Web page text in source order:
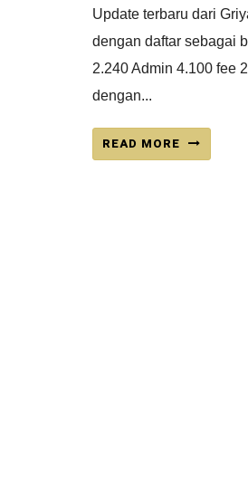
Update terbaru dari
dengan daftar sebagai
2.240 Admin 4.100 fee
dengan...
READ MORE